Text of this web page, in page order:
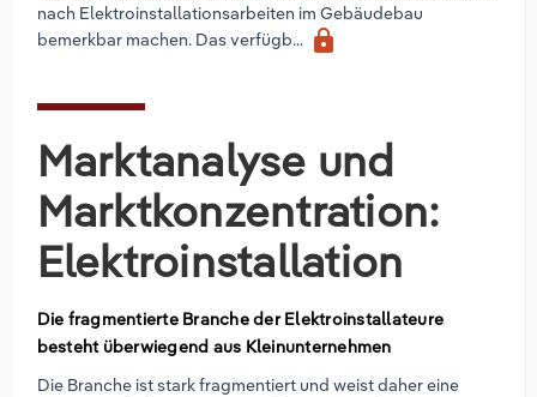
nach Elektroinstallationsarbeiten im Gebäudebau
bemerkbar machen. Das verfügb... lock
Marktanalyse und
Marktkonzentration:
Elektroinstallation
Die fragmentierte Branche der Elektroinstallateure
besteht überwiegend aus Kleinunternehmen
Die Branche ist stark fragmentiert und weist daher eine